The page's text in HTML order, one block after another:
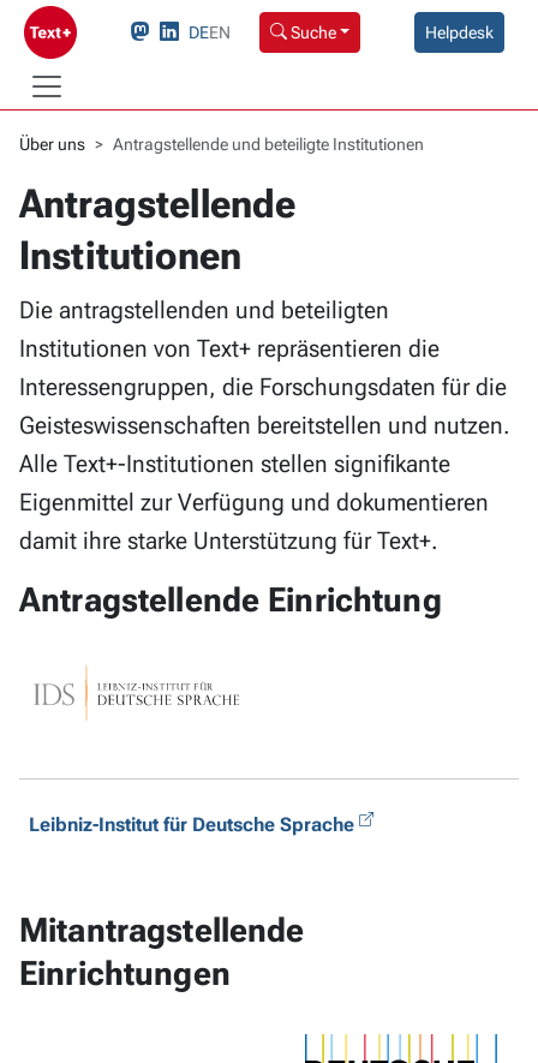
DEEN Suche Helpdesk
Über uns Antragstellende und beteiligte Institutionen
Antragstellende und
Antragstellende
Institutionen
Die antragstellenden und beteiligten
Institutionen von Text+ repräsentieren die
Interessengruppen, die Forschungsdaten für die
Geisteswissenschaften bereitstellen und nutzen.
Alle Text+-Institutionen stellen signifikante
Eigenmittel zur Verfügung und dokumentieren
damit ihre starke Unterstützung für Text+.
Antragstellende Einrichtung
Leibniz-Institut für Deutsche Sprache
Mitantragstellende
Einrichtungen